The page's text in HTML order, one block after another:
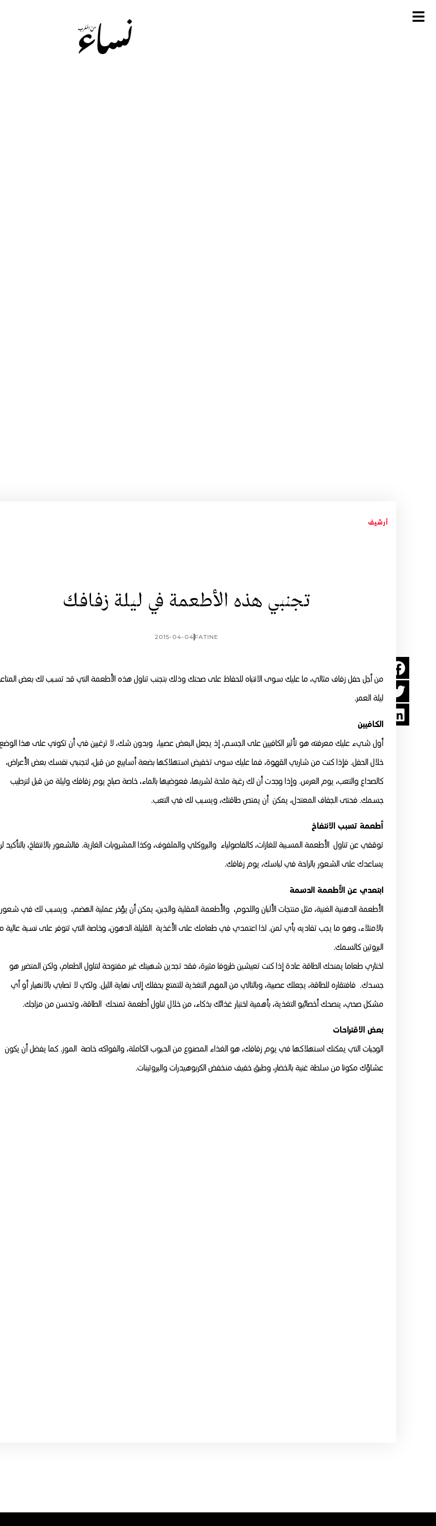
أرشيف
تجنبي هذه الأطعمة في ليلة زفافك
FATINE
2015-04-04
من أجل حفل زفاف مثالي، ما عليك سوى الانتباه للحفاظ على صحتك وذلك بتجنب تناول هذه الأطعمة التي قد تسبب لك بعض
ليلة العمر.
الكافيين
أول شيء عليك معرفته هو تأثير الكافيين على الجسم، إذ يجعل البعض عصبيا، وبدون شك، لا ترغبين في أن تكوني على هذا
خلال الحفل. فإذا كنت من شاربي القهوة، فما عليك سوى تخفيض استهلاكها بضعة أسابيع من قبل، لتجنبي نفسك بعض الأعراض،
كالصداع والتعب، يوم العرس. وإذا وجدت أن لك رغبة ملحة لشربها، فعوضيها بالماء، خاصة صباح يوم زفافك وليلة من قبل لترطيب
جسمك. فحتى الجفاف المعتدل، يمكن أن يمتص طاقتك، ويسبب لك في التعب.
أطعمة تسبب الانتفاخ
توقفي عن تناول الأطعمة المسببة للغازات، كالفاصولياء والبروكلي والملفوف، وكذا المشروبات الغازية. فالشعور بالانتفاخ، بالتأكيد
يساعدك على الشعور بالراحة في لباسك، يوم زفافك.
ابتعدي عن الأطعمة الدسمة
الأطعمة الدهنية الغنية، مثل منتجات الألبان واللحوم، والأطعمة المقلية والجبن، يمكن أن يؤخر عملية الهضم، ويسبب لك في شعور
بالامتلاء، وهو ما يجب تفاديه بأي ثمن. لذا اعتمدي في طعامك على الأغذية القليلة الدهون، وخاصة التي تتوفر على نسبة عالية
البروتين كالسمك.
اختاري طعاما يمنحك الطاقة عادة إذا كنت تعيشين ظروفا مثيرة، فقد تجدين شهيتك غير مفتوحة لتناول الطعام، ولكن المتضرر هو
جسدك. فافتقاره للطاقة، يجعلك عصبية، وبالتالي من المهم التغذية للتمتع بحفلك إلى نهاية الليل. ولكي لا تصابي بالانهيار أو أي
مشكل صحي، ينصحك أخصائيو التغذية، بأهمية اختيار غذائك بذكاء، من خلال تناول أطعمة تمنحك الطاقة، وتحسن من مزاجك.
بعض الاقتراحات
الوجبات التي يمكنك استهلاكها في يوم زفافك، هو الغذاء المصنوع من الحبوب الكاملة، والفواكه خاصة الموز. كما يفضل أن يكون
عشاؤك مكونا من سلطة غنية بالخضار، وطبق خفيف منخفض الكربوهيدرات والبروتينات.